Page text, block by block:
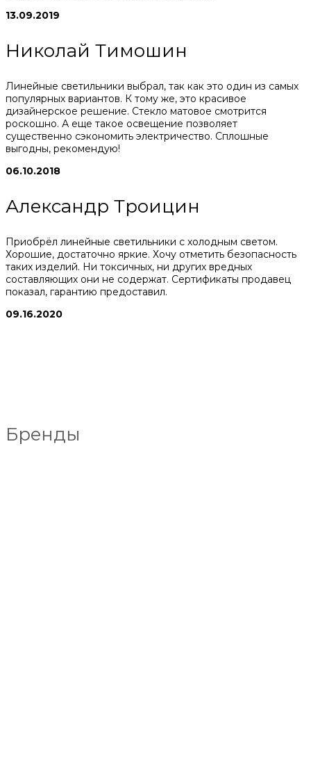
13.09.2019
Николай Тимошин
Линейные светильники выбрал, так как это один из самых
популярных вариантов. К тому же, это красивое
дизайнерское решение. Стекло матовое смотрится
роскошно. А еще такое освещение позволяет
существенно сэкономить электричество. Сплошные
выгодны, рекомендую!
06.10.2018
Александр Троицин
Приобрёл линейные светильники с холодным светом.
Хорошие, достаточно яркие. Хочу отметить безопасность
таких изделий. Ни токсичных, ни других вредных
составляющих они не содержат. Сертификаты продавец
показал, гарантию предоставил.
09.16.2020
Бренды